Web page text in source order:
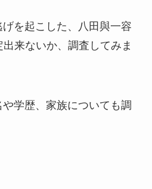
を起こした、八田與一容
来ないか、調査してみま
学歴、家族についても調